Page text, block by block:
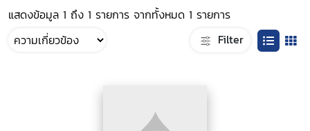
แสดงข้อมูล 1 ถึง 1 รายการ จากทั้งหมด 1 รายการ
Filter